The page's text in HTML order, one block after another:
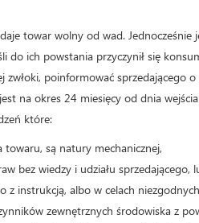
towar wolny od wad.
do ich powstania przyczynił się
zwłoki, poinformować sprzedającego
na okres 24 miesięcy od dnia
które:
są natury mechanicznej,
bez wiedzy i udziału
z instrukcją, albo w celach
zewnętrznych środowiska z